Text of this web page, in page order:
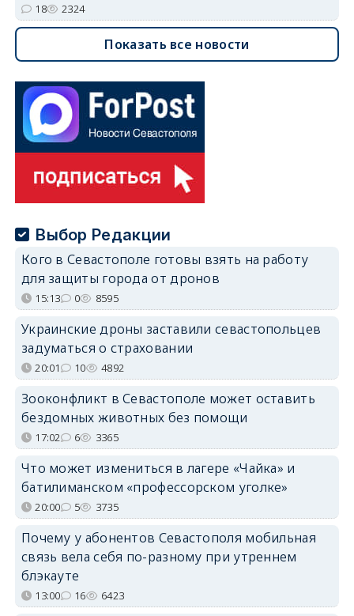
18 2324
Показать все новости
Выбор Редакции
Кого в Севастополе готовы взять на работу
для защиты города от дронов
15:13 0 8595
Украинские дроны заставили севастопольцев
задуматься о страховании
20:01 10 4892
Зооконфликт в Севастополе может оставить
бездомных животных без помощи
17:02 6 3365
Что может измениться в лагере «Чайка» и
батилиманском «профессорском уголке»
20:00 5 3735
Почему у абонентов Севастополя мобильная
связь вела себя по-разному при утреннем
блэкауте
13:00 16 6423